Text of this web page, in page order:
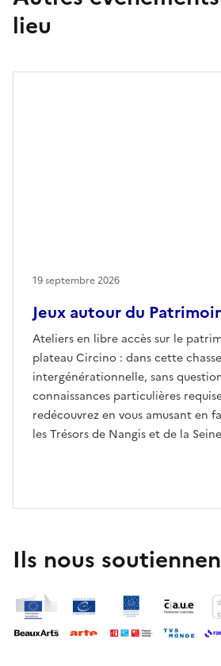
lieu
Jeux autour du
Ateliers en libre accès sur le
plateau Circino : dans cette
intergénérationnelle, sans
connaissances particulières
redécouvrez en vous amusant en
les Trésors de Nangis et de la
19 septembre 2026
Ils nous